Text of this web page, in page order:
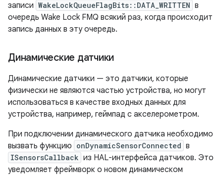
записи WakeLockQueueFlagBits::DATA_WRITTEN в
очередь Wake Lock FMQ всякий раз, когда происходит
запись данных в эту очередь.
Динамические датчики
Динамические датчики — это датчики, которые
физически не являются частью устройства, но могут
использоваться в качестве входных данных для
устройства, например, геймпад с акселерометром.
При подключении динамического датчика необходимо
вызвать функцию onDynamicSensorConnected в
ISensorsCallback из HAL-интерфейса датчиков. Это
уведомляет фреймворк о новом динамическом